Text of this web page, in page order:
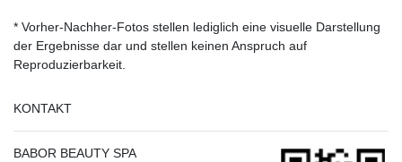
* Vorher-Nachher-Fotos stellen lediglich eine visuelle Darstellung
der Ergebnisse dar und stellen keinen Anspruch auf
Reproduzierbarkeit.
KONTAKT
BABOR BEAUTY SPA